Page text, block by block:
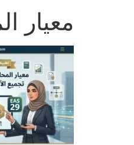
معيار